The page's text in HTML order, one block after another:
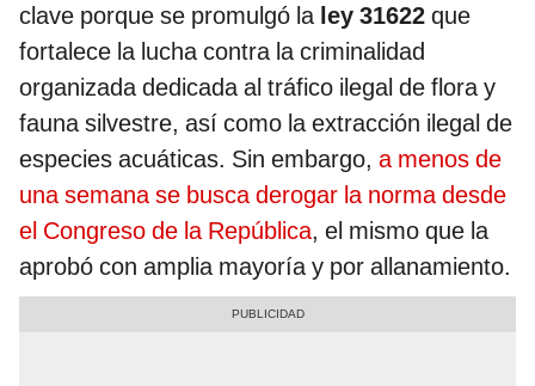
clave porque se promulgó la ley 31622 que
fortalece la lucha contra la criminalidad
organizada dedicada al tráfico ilegal de flora y
fauna silvestre, así como la extracción ilegal de
especies acuáticas. Sin embargo, a menos de
una semana se busca derogar la norma desde
el Congreso de la República, el mismo que la
aprobó con amplia mayoría y por allanamiento.